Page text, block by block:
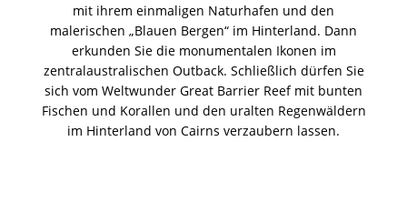
mit ihrem einmaligen Naturhafen und den
malerischen „Blauen Bergen“ im Hinterland. Dann
erkunden Sie die monumentalen Ikonen im
zentralaustralischen Outback. Schließlich dürfen Sie
sich vom Weltwunder Great Barrier Reef mit bunten
Fischen und Korallen und den uralten Regenwäldern
im Hinterland von Cairns verzaubern lassen.